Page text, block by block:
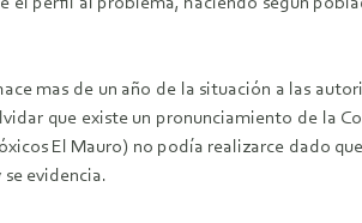
mas de un año de la situación a las
que existe un pronunciamiento de la
El Mauro) no podía realizarce dado
evidencia.